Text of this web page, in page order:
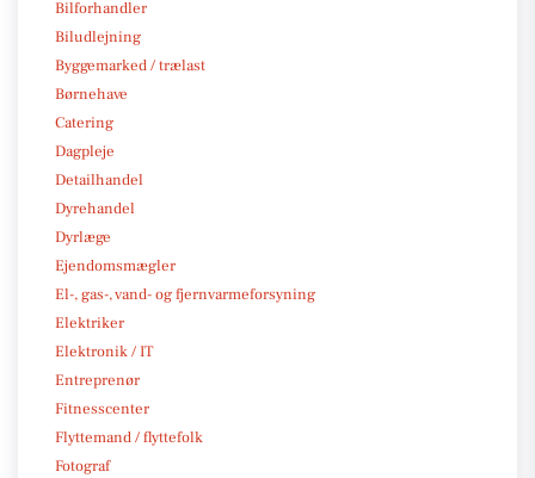
Bilforhandler
Biludlejning
Byggemarked / trælast
Børnehave
Catering
Dagpleje
Detailhandel
Dyrehandel
Dyrlæge
Ejendomsmægler
El-, gas-, vand- og fjernvarmeforsyning
Elektriker
Elektronik / IT
Entreprenør
Fitnesscenter
Flyttemand / flyttefolk
Fotograf